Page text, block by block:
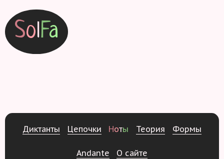
SolFa
Диктанты Цепочки Ноты Теория Формы
Andante О сайте